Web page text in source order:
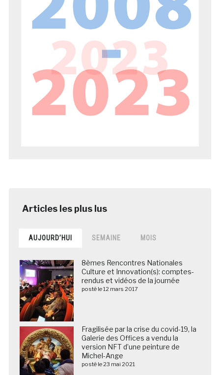
AUJOURD’HUI SEMAINE MOIS
8èmes Rencontres Nationales
Culture et Innovation(s): comptes-
rendus et vidéos de la journée
posté le 12 mars 2017
Fragilisée par la crise du covid-19, la
Galerie des Offices a vendu la
version NFT d’une peinture de
Michel-Ange
posté le 23 mai 2021